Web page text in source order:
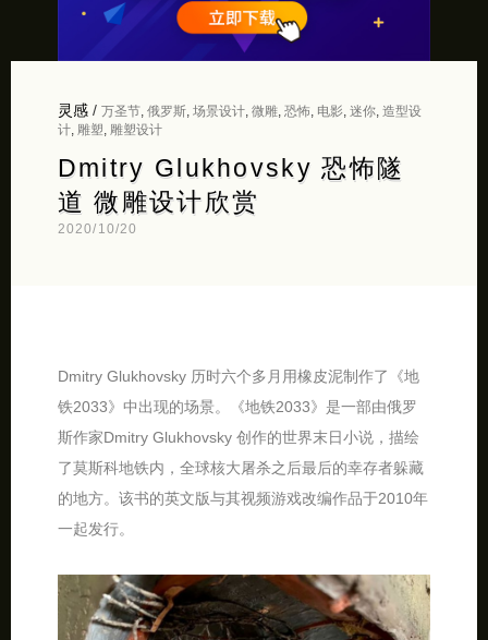
灵感/ 万圣节, 俄罗斯, 场景设计, 微雕, 恐怖 电影, 迷你, 造型设
计, 雕塑 雕塑设计
Dmitry Glukhovsky 恐怖隧
道 微雕设计欣赏
2020/10/20
Dmitry Glukhovsky 历时六个多月用橡皮泥制作了《地
铁2033》中出现的场景。《地铁2033》是一部由俄罗
斯作家Dmitry Glukhovsky 创作的世界末日小说，描绘
了莫斯科地铁内，全球核大屠杀之后最后的幸存者躲藏
的地方。该书的英文版与其视频游戏改编作品于2010年
一起发行。